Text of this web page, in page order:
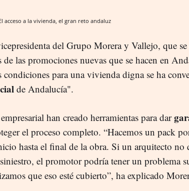
acceso a la vivienda, el gran reto andaluz
del Grupo Morera y Vallejo, que se
de las promociones nuevas que se hacen en
condiciones para una vivienda digna se ha
de Andalucía".
han creado herramientas para dar
el proceso completo. “Hacemos un pack
hasta el final de la obra. Si un arquitecto no
el promotor podría tener un problema
que eso esté cubierto”, ha explicado